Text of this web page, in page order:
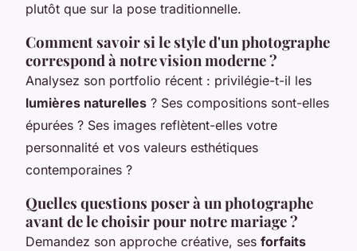
plutôt que sur la pose traditionnelle.
Comment savoir si le style d'un photographe
correspond à notre vision moderne ?
Analysez son portfolio récent : privilégie-t-il les
lumières naturelles ? Ses compositions sont-elles
épurées ? Ses images reflètent-elles votre
personnalité et vos valeurs esthétiques
contemporaines ?
Quelles questions poser à un photographe
avant de le choisir pour notre mariage ?
Demandez son approche créative, ses forfaits